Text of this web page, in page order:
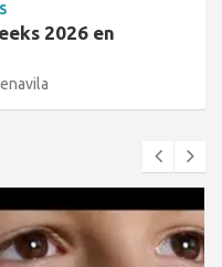
2026 en